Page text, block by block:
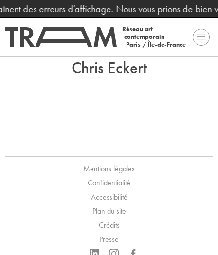
des erreurs d’affichage. Nous vous prions de
Réseau art
contemporain
Paris / Île-de-France
Chris Eckert
Mentions légales
Confidentialité
Accessibilité
Plan du site
Crédits
Presse